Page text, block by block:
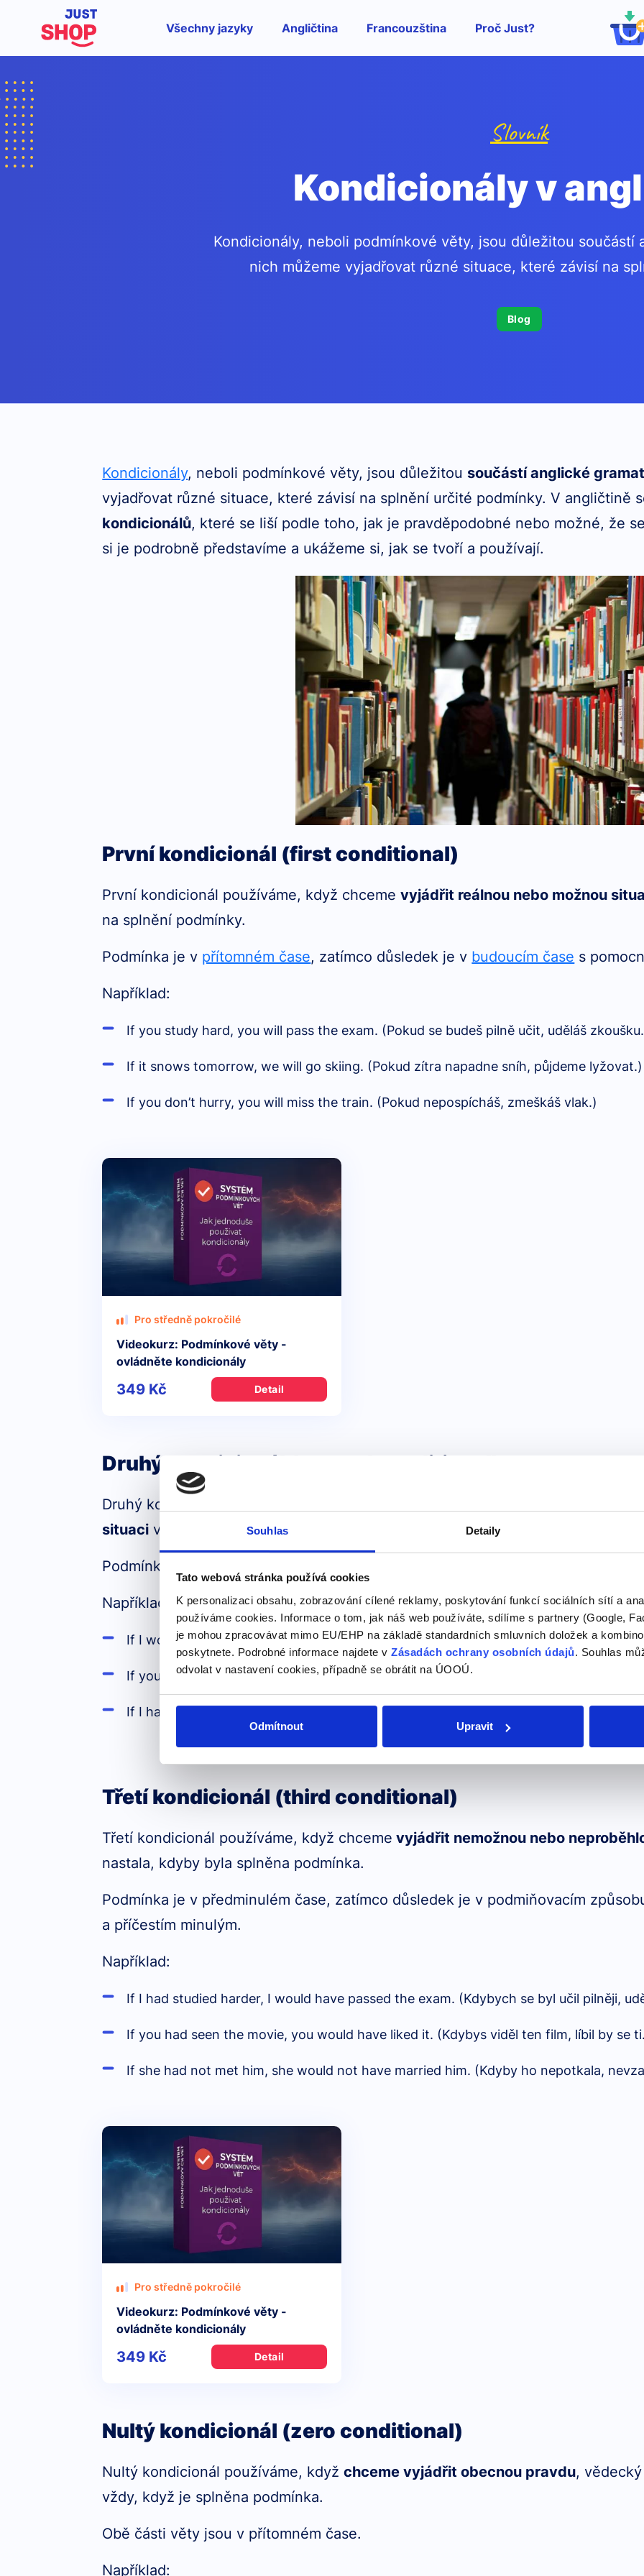
Souhlas Detaily
Tato webová stránka používá cookies
K personalizaci obsahu, zobrazování cílené reklamy, poskytování funkcí sociálních sítí a
používáme cookies. Informace o tom, jak náš web používáte, sdílíme s partnery (Google,
je mohou zpracovávat mimo EU/EHP na základě standardních smluvních doložek a
poskytnete. Podrobné informace najdete v Zásadách ochrany osobních údajů. Souhlas
odvolat v nastavení cookies, případně se obrátit na ÚOOÚ.
Odmítnout Upravit
Všechny jazyky Angličtina Francouzština Proč Just?
Slovník
Kondicionály v
Kondicionály, neboli podmínkové věty, jsou důležitou součástí
nich můžeme vyjadřovat různé situace, které závisí na
Blog
Kondicionály, neboli podmínkové věty, jsou důležitousoučástí anglické
vyjadřovat různé situace, které závisí na splnění určité podmínky. V angličtině
kondicionálů, které se liší podle toho, jak je pravděpodobné nebo možné, že
si je podrobně představíme a ukážeme si, jak se tvoří a používají.
První kondicionál (first conditional)
První kondicionál používáme, když chcemevyjádřit reálnou nebo možnou
na splnění podmínky.
Podmínka je v přítomném čase, zatímco důsledek je v budoucím čase s
Například:
If you study hard, you will pass the exam. (Pokud se budeš pilně učit, uděláš
If it snows tomorrow, we will go skiing. (Pokud zítra napadne sníh, půjdeme lyžovat.)
If you don’t hurry, you will miss the train. (Pokud nepospícháš, zmeškáš vlak.)
Pro středně pokročilé
Videokurz: Podmínkové věty -
ovládněte kondicionály
349 Kč Detail
Druhý kondicionál (second conditional)
Druhý kondicionál používáme, když chceme
situaci v přítomnosti nebo budoucnosti, která by nastala, kdyby byla splněna
Podmínka je v minulém čase, zatímco důsledek je v podmiňovacím způsobu s
Například:
If I won the lottery, I would buy a new car. (Kdybych vyhrál v loterii, koupil bych si
If you were taller, you would play basketball. (Kdybys byl vyšší, hrál bys basketbal.)
If I had more time, I would travel more. (Kdybych měl více času, cestoval bych více.)
Třetí kondicionál (third conditional)
Třetí kondicionál používáme, když chceme vyjádřit nemožnou nebo
nastala, kdyby byla splněna podmínka.
Podmínka je v předminulém čase, zatímco důsledek je v podmiňovacím
a příčestím minulým.
Například:
If I had studied harder, I would have passed the exam. (Kdybych se byl učil pilněji,
If you had seen the movie, you would have liked it. (Kdybys viděl ten film, líbil by se
If she had not met him, she would not have married him. (Kdyby ho nepotkala,
Pro středně pokročilé
Videokurz: Podmínkové věty -
ovládněte kondicionály
349 Kč Detail
Nultý kondicionál (zero conditional)
Nultý kondicionál používáme, kdyžchceme vyjádřit obecnou pravdu,
vždy, když je splněna podmínka.
Obě části věty jsou v přítomném čase.
Například: